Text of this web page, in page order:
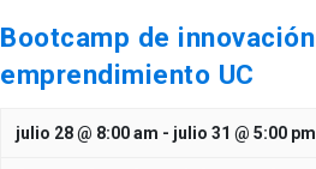
Bootcamp de
emprendimiento UC
julio 28 @ 8:00 am - julio 31 @ 5:00 pm